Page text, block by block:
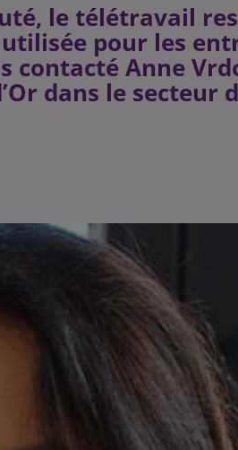
le télétravail
pour les
contacté Anne
dans le secteur